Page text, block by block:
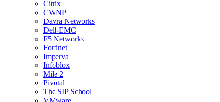
Citrix
CWNP
Davra Networks
Dell-EMC
F5 Networks
Fortinet
Imperva
Infoblox
Mile 2
Pivotal
The SIP School
VMware